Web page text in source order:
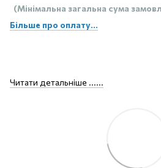
(Мінімальна загальна сума
Більше про оплату...
Читати детальніше ......